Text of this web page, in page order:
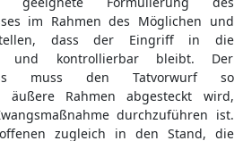
im Rahmen des Möglichen und
dass der Eingriff in die
und kontrollierbar bleibt. Der
muss den Tatvorwurf so
äußere Rahmen abgesteckt wird,
durchzuführen ist.
zugleich in den Stand, die